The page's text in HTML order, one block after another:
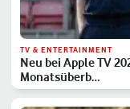
TV & ENTERTAINMENT
Neu bei Apple TV
Monatsüberb…